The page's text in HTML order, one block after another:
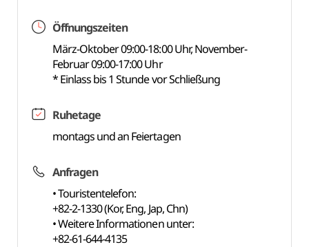
Öffnungszeiten
März-Oktober 09:00-18:00 Uhr, November-
Februar 09:00-17:00 Uhr
* Einlass bis 1 Stunde vor Schließung
Ruhetage
montags und an Feiertagen
Anfragen
• Touristentelefon:
+82-2-1330 (Kor, Eng, Jap, Chn)
• Weitere Informationen unter:
+82-61-644-4135